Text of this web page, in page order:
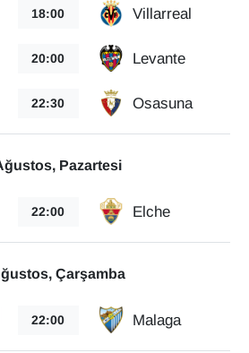
18:00 Villarreal
20:00 Levante
22:30 Osasuna
Pazartesi
22:00 Elche
Çarşamba
22:00 Malaga